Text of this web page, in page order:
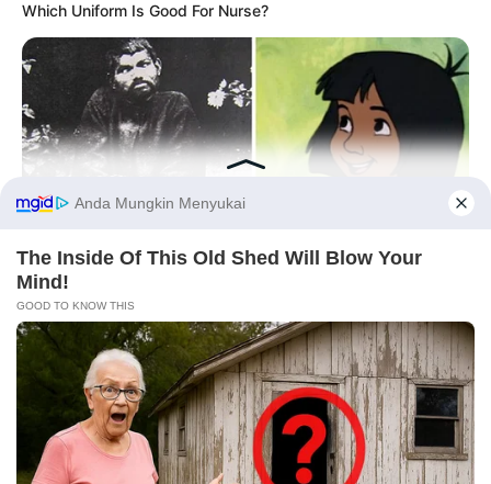
Fail! 10 Potret Makanan Gagal
Dimasak yang Bikin Kamu
Nggak Selera
10 Pose Manekin Anti
Mainstream yang Konyol
Banget
Which Uniform Is Good For Nurse?
BUZZ DAY
The Real-Life Mowgli Story Didn't End Like The Movie
Before You Go